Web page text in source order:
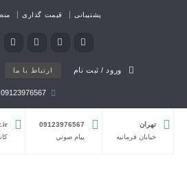
پشتیبانی قیمت گذاری
ورود / ثبت نام ارتباط با ما
09123976567
تهران
خیابان فرمانيه
09123976567
پيام صوتي